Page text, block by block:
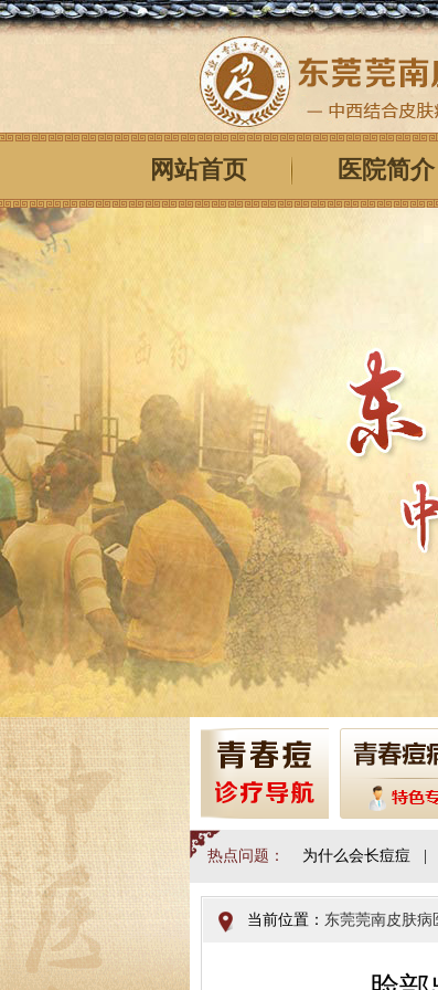
网站首页 医院简介
热点问题： 为什么会长痘痘
当前位置： 东莞莞南皮肤病